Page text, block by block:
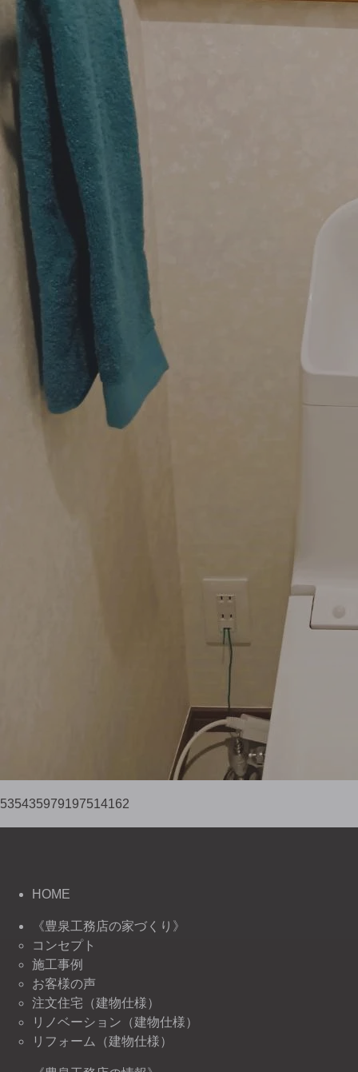
535435979197514162
HOME
《豊泉工務店の家づくり》
コンセプト
施工事例
お客様の声
注文住宅（建物仕様）
リノベーション（建物仕様）
リフォーム（建物仕様）